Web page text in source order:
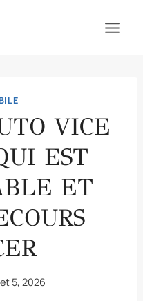
VICE
EST
ET
5, 2026